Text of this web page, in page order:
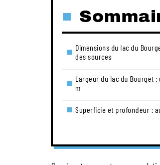
Dimensions du lac du
des sources
Largeur du lac du Bourget :
m
Superficie et profondeur :